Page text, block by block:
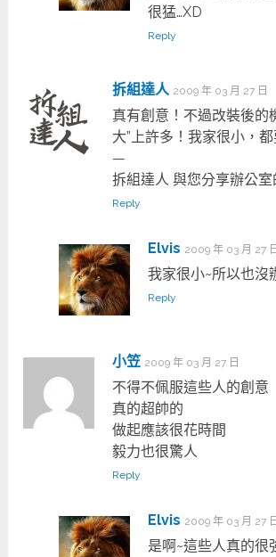
很猛…XD
Reply
拆組達人 2009 年 03 月 27 日
真有創意！不過改裝後的
大”上許多！我家很小，都
—
拆組達人 與您分享辦公
Reply
Elvis 2009 年 03 月 27 日
我家很小~所以也沒
Reply
小笠 2009 年 03 月 27 日
不得不佩服這些人的創意
真的超帥的
做起應該很花時間
毅力也很驚人
Reply
Elvis 2009 年 03 月 27 日
是啊~這些人真的很